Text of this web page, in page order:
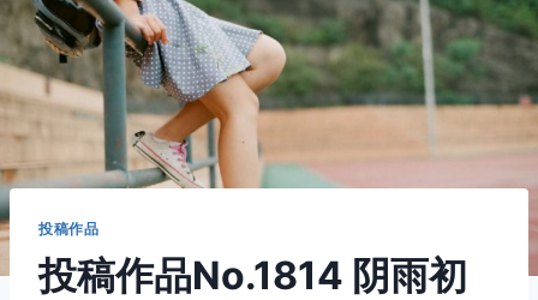
LETSFILM
投稿作品
投稿作品No.1814 阴雨初